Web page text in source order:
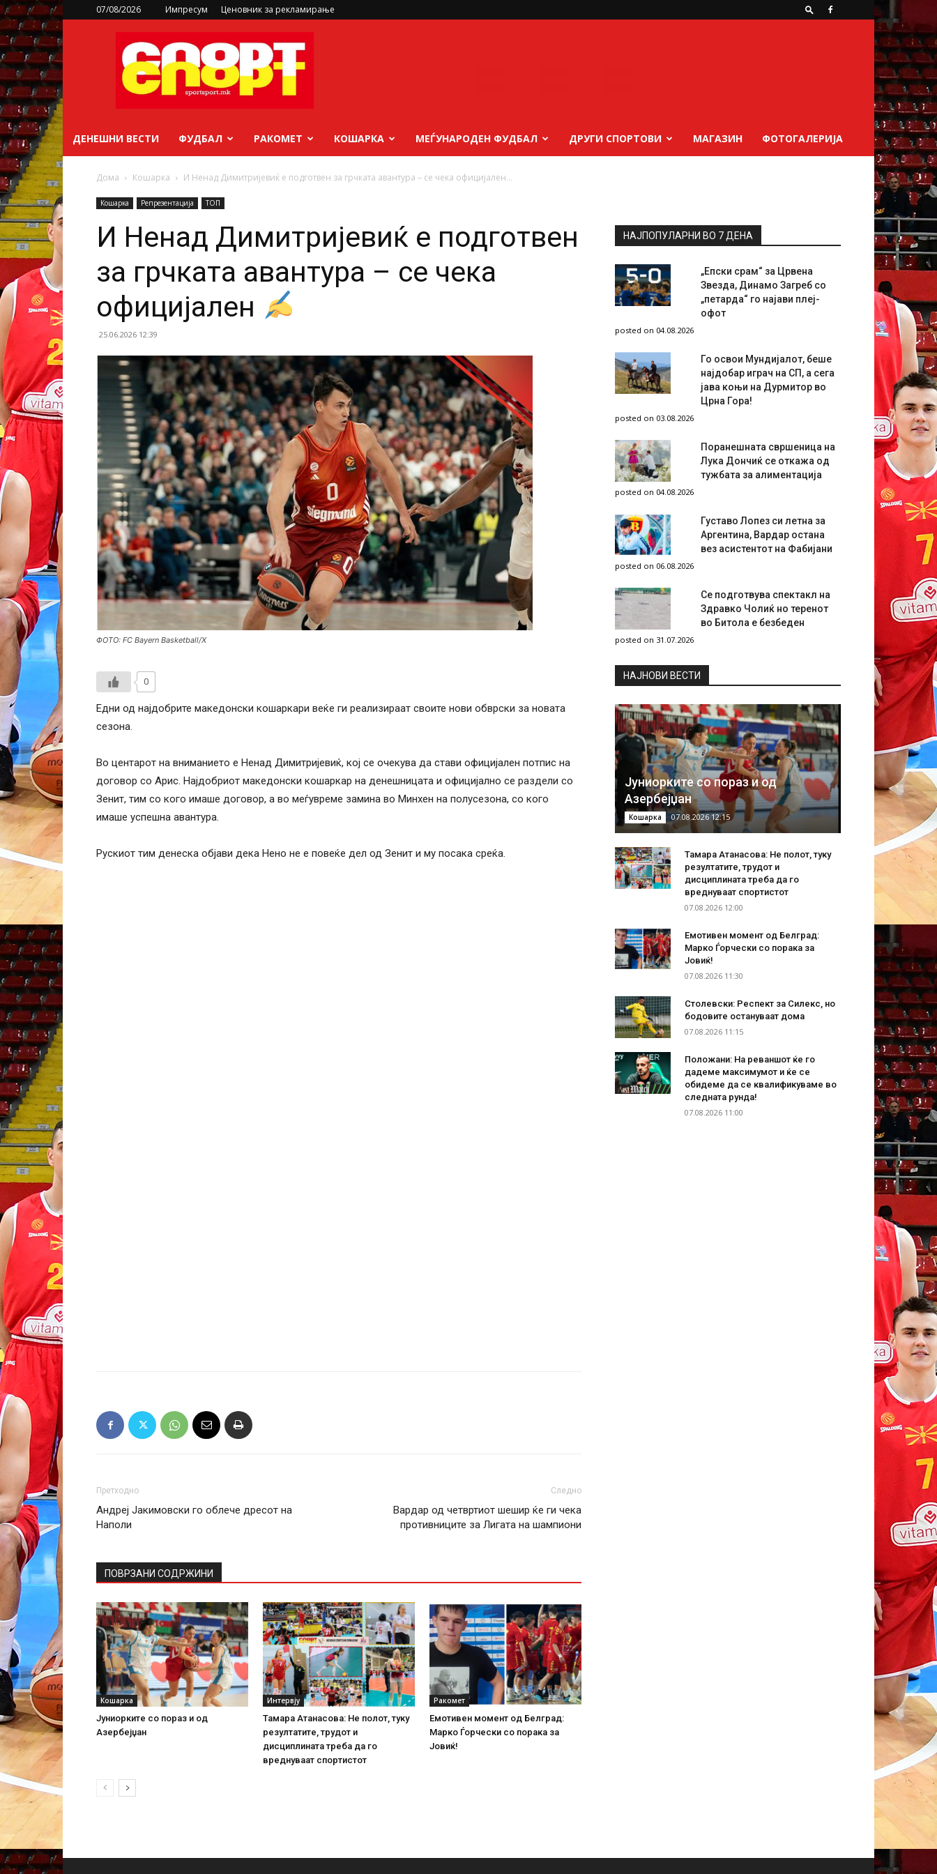
07/08/2026 Импресум Ценовник за рекламирање
sportsport.mk
ДЕНЕШНИ ВЕСТИ ФУДБАЛ РАКОМЕТ КОШАРКА МЕЃУНАРОДЕН ФУДБАЛ ДРУГИ СПОРТОВИ МАГАЗИН ФОТОГАЛЕРИЈА
Дома Кошарка И Ненад Димитријевиќ е подготвен за грчката авантура – се чека официјален...
Кошарка Репрезентација ТОП
И Ненад Димитријевиќ е подготвен
за грчката авантура – се чека
официјален
25.06.2026 12:39
ФОТО: FC Bayern Basketball/X
0
Едни од најдобрите македонски кошаркари веќе ги реализираат своите нови обврски за новата
сезона.
Во центарот на вниманието е Ненад Димитријевиќ, кој се очекува да стави официјален потпис на
договор со Арис. Најдобриот македонски кошаркар на денешницата и официјално се раздели со
Зенит, тим со кого имаше договор, а во меѓувреме замина во Минхен на полусезона, со кого
имаше успешна авантура.
Рускиот тим денеска објави дека Нено не е повеќе дел од Зенит и му посака среќа.
Претходно
Андреј Јакимовски го облече дресот на
Наполи
Следно
Вардар од четвртиот шешир ќе ги чека
противниците за Лигата на шампиони
ПОВРЗАНИ СОДРЖИНИ
Кошарка
Јуниорките со пораз и од
Азербејџан
Интервју
Тамара Атанасова: Не полот, туку
резултатите, трудот и
дисциплината треба да го
вреднуваат спортистот
Ракомет
Емотивен момент од Белград:
Марко Ѓорчески со порака за
Јовиќ!
НАЈПОПУЛАРНИ ВО 7 ДЕНА
„Епски срам“ за Црвена
Звезда, Динамо Загреб со
„петарда“ го најави плеј-
офот
posted on 04.08.2026
Го освои Мундијалот, беше
најдобар играч на СП, а сега
јава коњи на Дурмитор во
Црна Гора!
posted on 03.08.2026
Поранешната свршеница на
Лука Дончиќ се откажа од
тужбата за алиментација
posted on 04.08.2026
Густаво Лопез си летна за
Аргентина, Вардар остана
вез асистентот на Фабијани
posted on 06.08.2026
Се подготвува спектакл на
Здравко Чолиќ но теренот
во Битола е безбеден
posted on 31.07.2026
НAЈНОВИ ВЕСТИ
Јуниорките со пораз и од
Азербејџан
Кошарка 07.08.2026 12:15
Тамара Атанасова: Не полот, туку
резултатите, трудот и
дисциплината треба да го
вреднуваат спортистот
07.08.2026 12:00
Емотивен момент од Белград:
Марко Ѓорчески со порака за
Јовиќ!
07.08.2026 11:30
Столевски: Респект за Силекс, но
бодовите остануваат дома
07.08.2026 11:15
Положани: На реваншот ќе го
дадеме максимумот и ќе се
обидеме да се квалификуваме во
следната рунда!
07.08.2026 11:00